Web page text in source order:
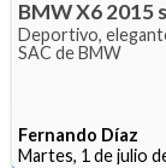
BMW X6 2015
Deportivo,
SAC de BMW
Fernando Díaz
Martes, 1 de julio